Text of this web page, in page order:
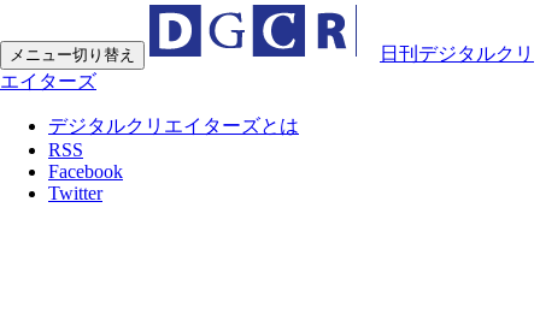
メニュー切り替え
日刊デジタルクリ
エイターズ
デジタルクリエイターズとは
RSS
Facebook
Twitter